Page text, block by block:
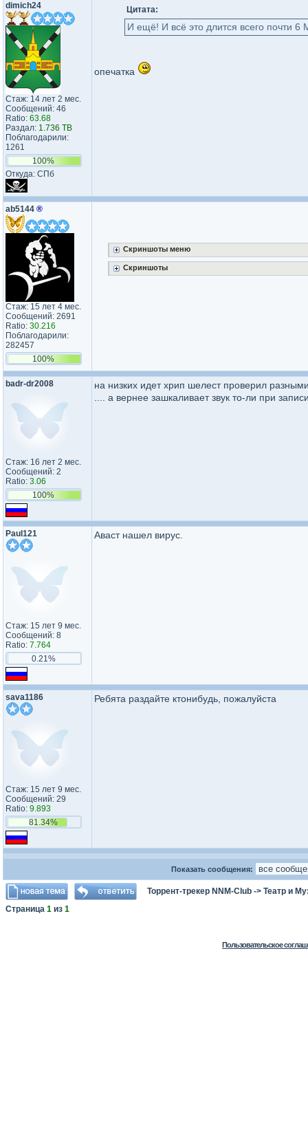
dimich24
Стаж: 14 лет 2 мес.
Сообщений: 46
Ratio: 63.68
Раздал: 1.736 TB
Поблагодарили:
1261
100%
Откуда: СПб
Цитата:
И ещё! И всё это длится всего почти
опечатка
ab5144 ®
Стаж: 15 лет 4 мес.
Сообщений: 2691
Ratio: 30.216
Поблагодарили:
282457
100%
Скриншоты меню
Скриншоты
badr-dr2008
Стаж: 16 лет 2 мес.
Сообщений: 2
Ratio: 3.06
100%
на низких идет хрип шелест проверил
.... а вернее зашкаливает звук то-ли при
Paul121
Стаж: 15 лет 9 мес.
Сообщений: 8
Ratio: 7.764
0.21%
Аваст нашел вирус.
sava1186
Стаж: 15 лет 9 мес.
Сообщений: 29
Ratio: 9.893
81.34%
Ребята раздайте ктонибудь, пожалуйста
Показать сообщения:
Торрент-трекер NNM-Club -> Театр и
Страница 1 из 1
Пользовательское